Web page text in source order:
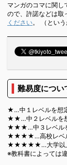
マンガのコマに関し
ので、許諾などは取
ください。 （とい
難易度につい
★…中１レベルを想
★★…中２レベルを
★★★…中３レベル
★★★★…高校レベ
★★★★★…大学以
※教科書によっては